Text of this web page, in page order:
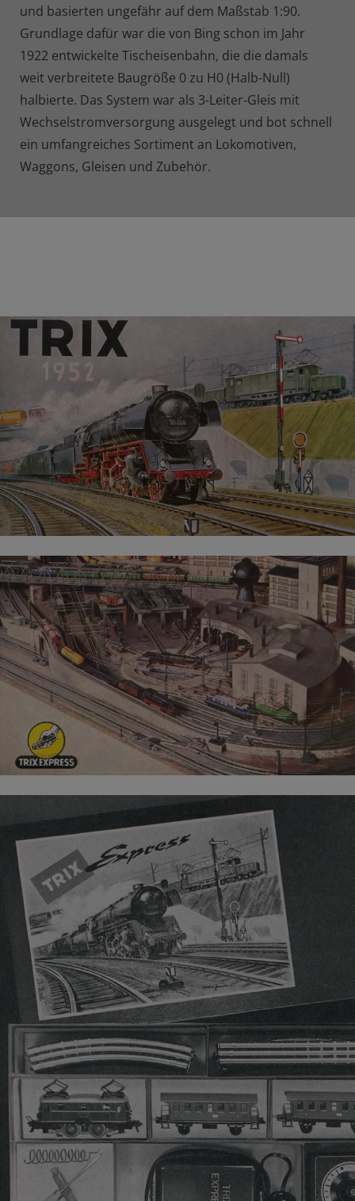
und basierten ungefähr auf dem Maßstab 1:90.
Grundlage dafür war die von Bing schon im Jahr
1922 entwickelte Tischeisenbahn, die die damals
weit verbreitete Baugröße 0 zu H0 (Halb-Null)
halbierte. Das System war als 3-Leiter-Gleis mit
Wechselstromversorgung ausgelegt und bot schnell
ein umfangreiches Sortiment an Lokomotiven,
Waggons, Gleisen und Zubehör.